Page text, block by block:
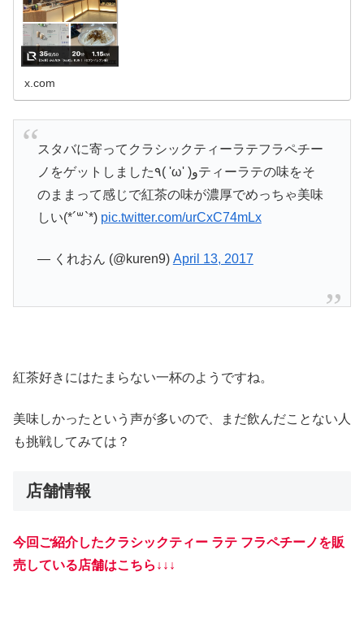
x.com
スタバに寄ってクラシックティーラテフラペチー
ノをゲットしました٩( 'ω' )وティーラテの味をそ
のままって感じで紅茶の味が濃厚でめっちゃ美味
しい(*´꒳`*) pic.twitter.com/urCxC74mLx
— くれおん (@kuren9) April 13, 2017
紅茶好きにはたまらない一杯のようですね。
美味しかったという声が多いので、まだ飲んだことない人
も挑戦してみては？
店舗情報
今回ご紹介したクラシックティー ラテ フラペチーノを販
売している店舗はこちら↓↓↓